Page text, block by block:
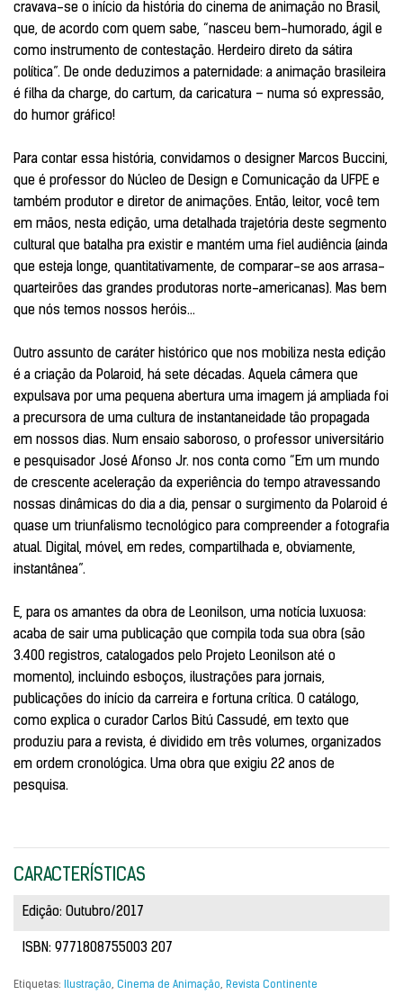
cravava-se o início da história do cinema de animação no Brasil,
que, de acordo com quem sabe, “nasceu bem-humorado, ágil e
como instrumento de contestação. Herdeiro direto da sátira
política”. De onde deduzimos a paternidade: a animação brasileira
é filha da charge, do cartum, da caricatura – numa só expressão,
do humor gráfico!
Para contar essa história, convidamos o designer Marcos Buccini,
que é professor do Núcleo de Design e Comunicação da UFPE e
também produtor e diretor de animações. Então, leitor, você tem
em mãos, nesta edição, uma detalhada trajetória deste segmento
cultural que batalha pra existir e mantém uma fiel audiência (ainda
que esteja longe, quantitativamente, de comparar-se aos arrasa-
quarteirões das grandes produtoras norte-americanas). Mas bem
que nós temos nossos heróis…
Outro assunto de caráter histórico que nos mobiliza nesta edição
é a criação da Polaroid, há sete décadas. Aquela câmera que
expulsava por uma pequena abertura uma imagem já ampliada foi
a precursora de uma cultura de instantaneidade tão propagada
em nossos dias. Num ensaio saboroso, o professor universitário
e pesquisador José Afonso Jr. nos conta como “Em um mundo
de crescente aceleração da experiência do tempo atravessando
nossas dinâmicas do dia a dia, pensar o surgimento da Polaroid é
quase um triunfalismo tecnológico para compreender a fotografia
atual. Digital, móvel, em redes, compartilhada e, obviamente,
instantânea”.
E, para os amantes da obra de Leonilson, uma notícia luxuosa:
acaba de sair uma publicação que compila toda sua obra (são
3.400 registros, catalogados pelo Projeto Leonilson até o
momento), incluindo esboços, ilustrações para jornais,
publicações do início da carreira e fortuna crítica. O catálogo,
como explica o curador Carlos Bitú Cassudé, em texto que
produziu para a revista, é dividido em três volumes, organizados
em ordem cronológica. Uma obra que exigiu 22 anos de
pesquisa.
CARACTERÍSTICAS
Edição: Outubro/2017
ISBN: 9771808755003 207
Etiquetas: Ilustração, Cinema de Animação, Revista Continente